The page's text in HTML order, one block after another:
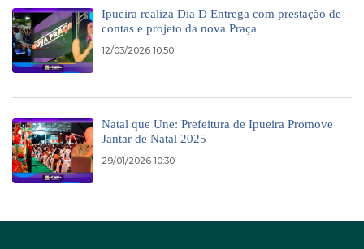
Ipueira realiza Dia D Entrega com prestação de
contas e projeto da nova Praça
12/03/2026 10:50
Natal que Une: Prefeitura de Ipueira Promove
Jantar de Natal 2025
29/01/2026 10:30